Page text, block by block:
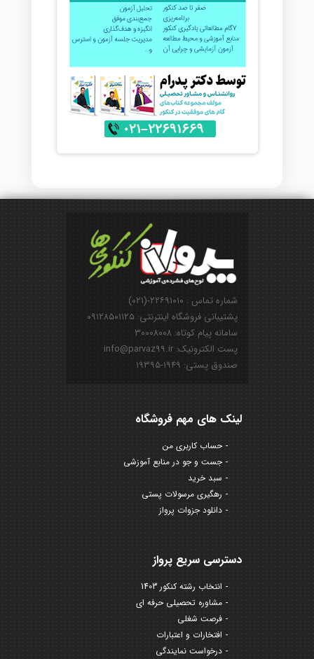
شماره تماس : ۲۲۶۹۱۰۱۰-(۰۲۱)
پشتیبانی فروشگاه اینترنتی: ۰۹۱۲۸۵۰۱۱۲۵
سامانه پیام کوتاه: ۳۰۰۰۸۰۰۸
پست الکترونیک: info@parvaz99.ir
صندوق پستی: ۱۹۴۹-۱۹۳۹۵
لینک های مهم فروشگاه
حساب کاربری من
جست و جو در منابع آموزشی
سبد خرید
رهگیری مرسولات پستی
دانلود جزوات پرواز
دسترسی سریع پرواز
انتخاب رشته کنکور 1403
مشاوره تحصیلی حرفه ای
فرصت شغلی
افتخارات و اعتبارات
درخواست نمایندگی